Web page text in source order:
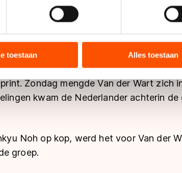
met onze partners voor social media,
u aan hen heeft verstrekt of die zij hebben
aan landen buiten de EU, zoals de VS, waar
‘Toestaan’ te klikken, stemt u in met deze
toestaan Alles toestaan
Zondag mengde Van der Wart zich
kwam de Nederlander achterin de
Noh op kop, werd het voor Van der
groep.